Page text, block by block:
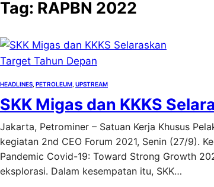
Tag: RAPBN 2022
HEADLINES PETROLEUM UPSTREAM
SKK Migas dan KKKS
Jakarta, Petrominer – Satuan Kerja Khusus
kegiatan 2nd CEO Forum 2021, Senin (27/9).
Pandemic Covid-19: Toward Strong Growth
eksplorasi. Dalam kesempatan itu, SKK…